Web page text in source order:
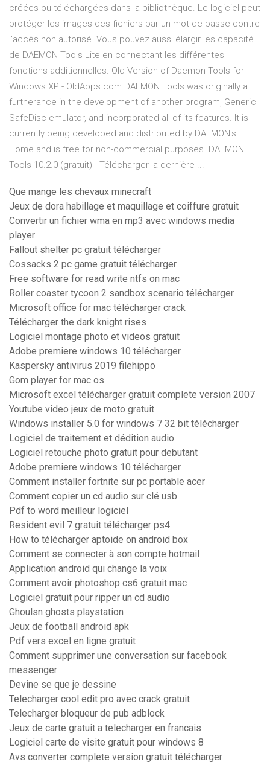
créées ou téléchargées dans la bibliothèque. Le logiciel peut
protéger les images des fichiers par un mot de passe contre
l’accès non autorisé. Vous pouvez aussi élargir les capacité
de DAEMON Tools Lite en connectant les différentes
fonctions additionnelles. Old Version of Daemon Tools for
Windows XP - OldApps.com DAEMON Tools was originally a
furtherance in the development of another program, Generic
SafeDisc emulator, and incorporated all of its features. It is
currently being developed and distributed by DAEMON's
Home and is free for non-commercial purposes. DAEMON
Tools 10.2.0 (gratuit) - Télécharger la dernière ...
Que mange les chevaux minecraft
Jeux de dora habillage et maquillage et coiffure gratuit
Convertir un fichier wma en mp3 avec windows media
player
Fallout shelter pc gratuit télécharger
Cossacks 2 pc game gratuit télécharger
Free software for read write ntfs on mac
Roller coaster tycoon 2 sandbox scenario télécharger
Microsoft office for mac télécharger crack
Télécharger the dark knight rises
Logiciel montage photo et videos gratuit
Adobe premiere windows 10 télécharger
Kaspersky antivirus 2019 filehippo
Gom player for mac os
Microsoft excel télécharger gratuit complete version 2007
Youtube video jeux de moto gratuit
Windows installer 5.0 for windows 7 32 bit télécharger
Logiciel de traitement et dédition audio
Logiciel retouche photo gratuit pour debutant
Adobe premiere windows 10 télécharger
Comment installer fortnite sur pc portable acer
Comment copier un cd audio sur clé usb
Pdf to word meilleur logiciel
Resident evil 7 gratuit télécharger ps4
How to télécharger aptoide on android box
Comment se connecter à son compte hotmail
Application android qui change la voix
Comment avoir photoshop cs6 gratuit mac
Logiciel gratuit pour ripper un cd audio
Ghoulsn ghosts playstation
Jeux de football android apk
Pdf vers excel en ligne gratuit
Comment supprimer une conversation sur facebook
messenger
Devine se que je dessine
Telecharger cool edit pro avec crack gratuit
Telecharger bloqueur de pub adblock
Jeux de carte gratuit a telecharger en francais
Logiciel carte de visite gratuit pour windows 8
Avs converter complete version gratuit télécharger